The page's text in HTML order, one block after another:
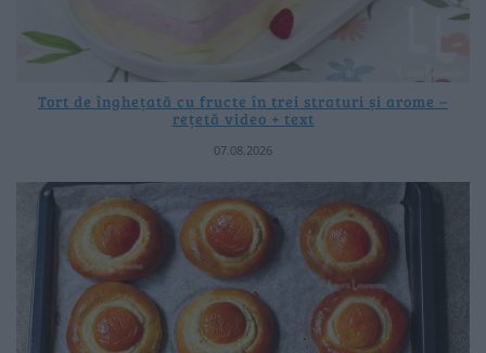
Tort de înghețată cu fructe în trei straturi și arome –
rețetă video + text
07.08.2026